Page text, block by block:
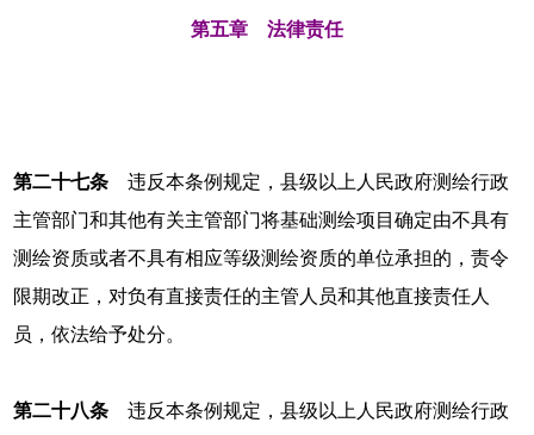
第五章 法律责任
第二十七条 违反本条例规定，县级以上人民政府测绘行政
主管部门和其他有关主管部门将基础测绘项目确定由不具有
测绘资质或者不具有相应等级测绘资质的单位承担的，责令
限期改正，对负有直接责任的主管人员和其他直接责任人
员，依法给予处分。
第二十八条 违反本条例规定，县级以上人民政府测绘行政